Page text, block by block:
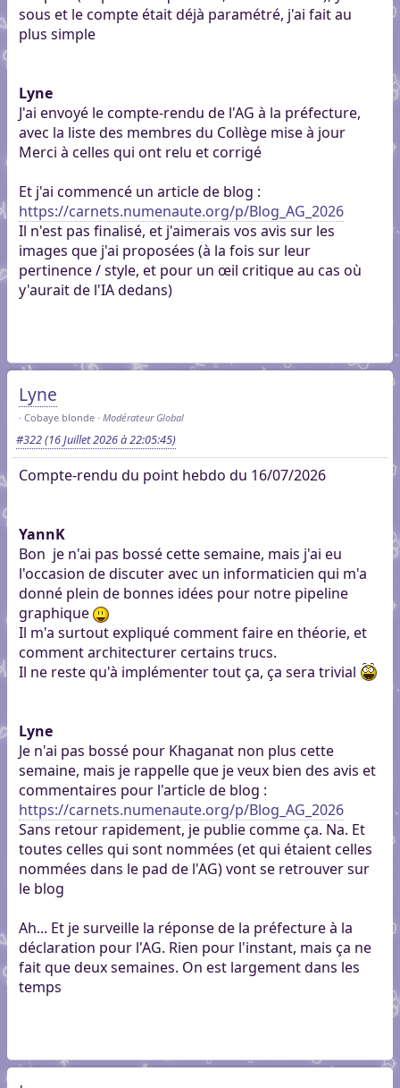
sous et le compte était déjà paramétré, j'ai fait au
plus simple
Lyne
J'ai envoyé le compte-rendu de l'AG à la préfecture,
avec la liste des membres du Collège mise à jour
Merci à celles qui ont relu et corrigé
Et j'ai commencé un article de blog :
https://carnets.numenaute.org/p/Blog_AG_2026
Il n'est pas finalisé, et j'aimerais vos avis sur les
images que j'ai proposées (à la fois sur leur
pertinence / style, et pour un œil critique au cas où
y'aurait de l'IA dedans)
Lyne
Cobaye blonde Modérateur Global
#322(16 Juillet 2026 à 22:05:45)
Compte-rendu du point hebdo du 16/07/2026
YannK
Bon je n'ai pas bossé cette semaine, mais j'ai eu
l'occasion de discuter avec un informaticien qui m'a
donné plein de bonnes idées pour notre pipeline
graphique
Il m'a surtout expliqué comment faire en théorie, et
comment architecturer certains trucs.
Il ne reste qu'à implémenter tout ça, ça sera trivial
Lyne
Je n'ai pas bossé pour Khaganat non plus cette
semaine, mais je rappelle que je veux bien des avis et
commentaires pour l'article de blog :
https://carnets.numenaute.org/p/Blog_AG_2026
Sans retour rapidement, je publie comme ça. Na. Et
toutes celles qui sont nommées (et qui étaient celles
nommées dans le pad de l'AG) vont se retrouver sur
le blog
Ah... Et je surveille la réponse de la préfecture à la
déclaration pour l'AG. Rien pour l'instant, mais ça ne
fait que deux semaines. On est largement dans les
temps